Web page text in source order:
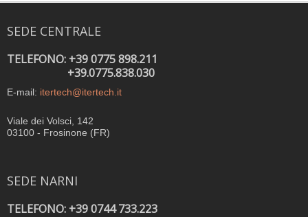
SEDE CENTRALE
TELEFONO: +39 0775 898.211
+39.0775.838.030
E-mail: itertech@itertech.it
Viale dei Volsci, 142
03100 - Frosinone (FR)
SEDE NARNI
TELEFONO: +39 0744 733.223